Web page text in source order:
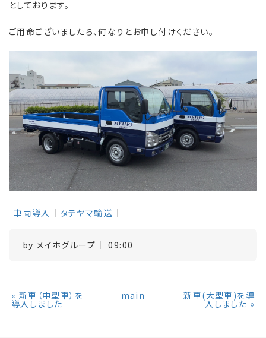
としております。
ご用命ございましたら、何なりとお申し付けください。
車両導入 タテヤマ輸送
by メイホグループ 09:00
« 新車（中型車）を
導入しました
main 新車(大型車)を導
入しました »